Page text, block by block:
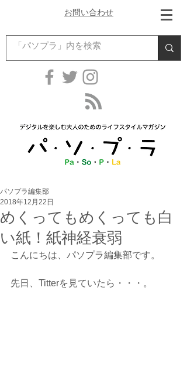
お問い合わせ
めくってもめくっても白
い紙！紙神経衰弱
パソプラ編集部
2018年12月22日
こんにちは、パソプラ編集部です。
先日、Titterを見ていたら・・・。